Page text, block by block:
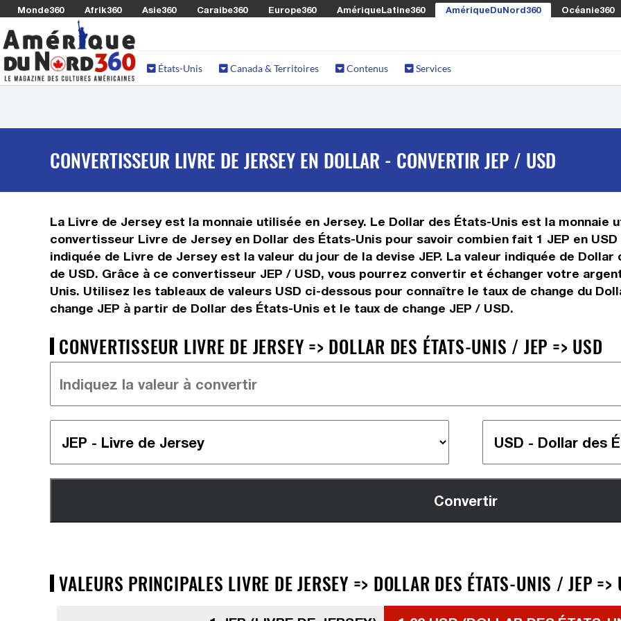
Monde360 Afrik360 Asie360 Caraibe360 Europe360 AmériqueLatine360 AmériqueDuNord360 Océanie360
États-Unis Canada & Territoires Contenus Services
CONVERTISSEUR LIVRE DE JERSEY EN DOLLAR - CONVERTIR JEP / USD
La Livre de Jersey est la monnaie utilisée en Jersey. Le Dollar des États-Unis est la monnaie
convertisseur Livre de Jersey en Dollar des États-Unis pour savoir combien fait 1 JEP en
indiquée de Livre de Jersey est la valeur du jour de la devise JEP. La valeur indiquée de
de USD. Grâce à ce convertisseur JEP / USD, vous pourrez convertir et échanger votre
Unis. Utilisez les tableaux de valeurs USD ci-dessous pour connaître le taux de change du
change JEP à partir de Dollar des États-Unis et le taux de change JEP / USD.
CONVERTISSEUR LIVRE DE JERSEY => DOLLAR DES ÉTATS-UNIS / JEP => USD
VALEURS PRINCIPALES LIVRE DE JERSEY => DOLLAR DES ÉTATS-UNIS / JEP =>